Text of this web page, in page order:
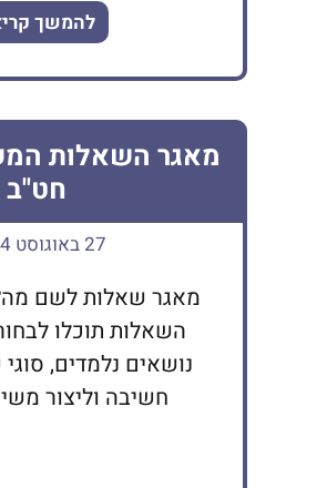
להמשך
מאגר השאלות
חט"ב
27 באוגוסט 2024
מאגר שאלות לשם
השאלות תוכלו
נושאים נלמדים,
חשיבה וליצור